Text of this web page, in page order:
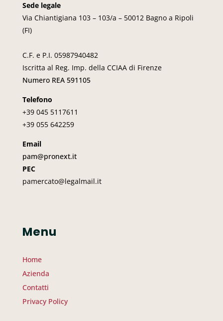
Sede legale
Via Chiantigiana 103 – 103/a – 50012 Bagno a Ripoli
(FI)
C.F. e P.I. 05987940482
Iscritta al Reg. Imp. della CCIAA di Firenze
Numero REA 591105
Telefono
+39 045 5117611
+39 055 642259
Email
pam@pronext.it
PEC
pamercato@legalmail.it
Menu
Home
Azienda
Contatti
Privacy Policy